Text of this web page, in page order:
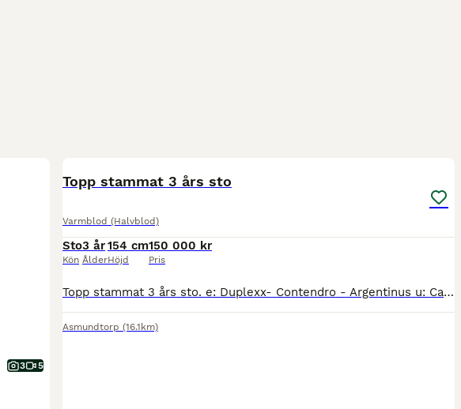
3 5
Topp stammat 3 års sto
Varmblod (Halvblod)
Sto
Kön
3 år
Ålder
154 cm
Höjd
150 000 kr
Pris
Topp stammat 3 års sto. e: Duplexx- Contendro - Argentinus u: Candy Girl Mamma Candy Girl har segrar o placeringar upp till 4 stj fälttävlan 2 SM segrar o flera plac. Segrar o placeringar upp ti
Asmundtorp (16.1km)